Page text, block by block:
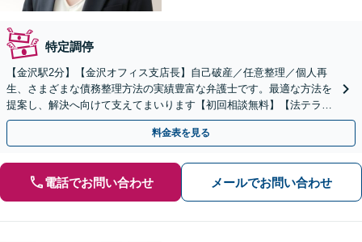
特定調停
【金沢駅2分】【金沢オフィス支店長】自己破産／任意整理／個人再
生、さまざまな債務整理方法の実績豊富な弁護士です。最適な方法を
提案し、解決へ向けて支えてまいります【初回相談無料】【法テラス
利用可】申立て費用の不安もご相談ください
料金表を見る
電話でお問い合わせ メールでお問い合わせ